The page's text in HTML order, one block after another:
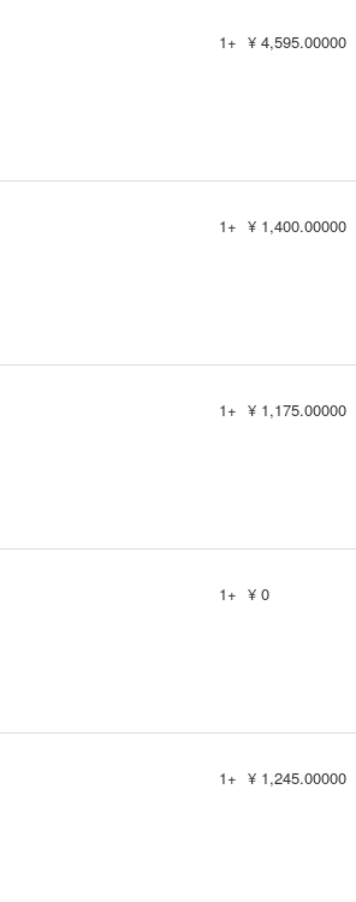
1+ ¥ 4,595.00000
1+ ¥ 1,400.00000
1+ ¥ 1,175.00000
1+ ¥ 0
1+ ¥ 1,245.00000